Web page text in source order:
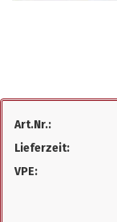
Art.Nr.:
Lieferzeit:
VPE: